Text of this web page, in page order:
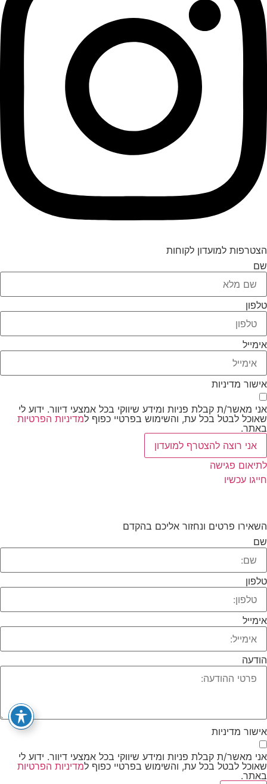
הצטרפות למועדון לקוחות
שם
טלפון
אימייל
אישור מדיניות
אני מאשר/ת קבלת פניות ומידע שיווקי בכל אמצעי דיוור. ידוע לי
שאוכל לבטל בכל עת, והשימוש בפרטיי כפוף למדיניות הפרטיות
באתר.
אני רוצה להצטרף למועדון
לתיאום פגישה
חייגו עכשיו
השאירו פרטים ונחזור אליכם בהקדם
שם
טלפון
אימייל
הודעה
אישור מדיניות
אני מאשר/ת קבלת פניות ומידע שיווקי בכל אמצעי דיוור. ידוע לי
שאוכל לבטל בכל עת, והשימוש בפרטיי כפוף למדיניות הפרטיות
באתר.